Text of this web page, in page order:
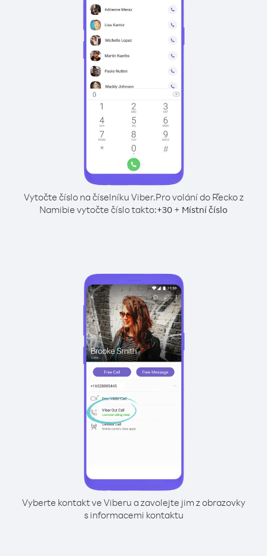
Vytočte číslo na číselníku Viber.Pro volání do Řecko z
Namibie vytočte číslo takto:+30 + Místní číslo
Vyberte kontakt ve Viberu a zavolejte jim z obrazovky
s informacemi kontaktu